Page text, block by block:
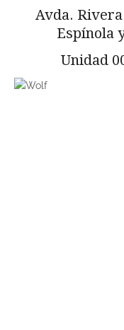
Avda.
Espínola
Unidad